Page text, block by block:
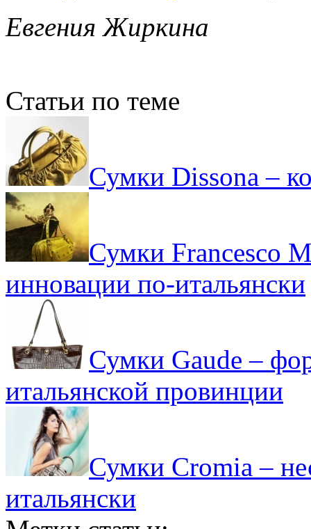
Евгения Жиркина
Статьи по теме
Сумки Dissona –
Сумки Francesco
инновации по-итальянски
Сумки Gaude –
итальянской провинции
Сумки Cromia –
итальянски